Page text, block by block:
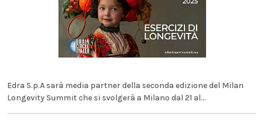
Edra S.p.A sarà media partner della seconda edizione del Milan
Longevity Summit che si svolgerà a Milano dal 21 al...